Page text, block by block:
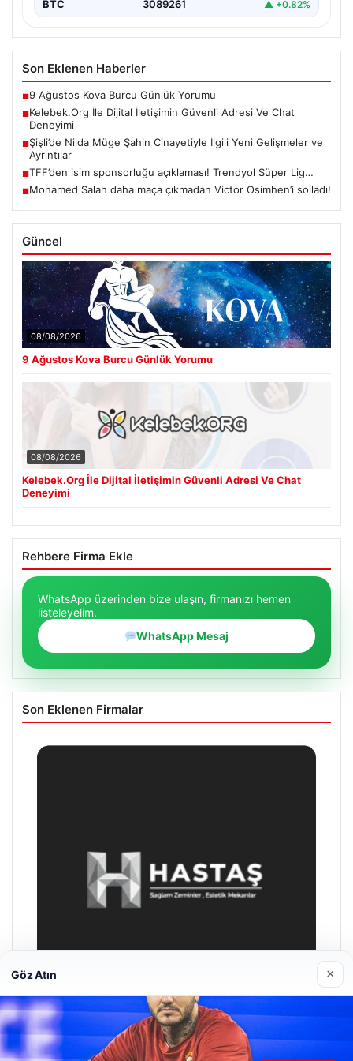
BTC 3089261 ▲ +0.82%
Son Eklenen Haberler
■9 Ağustos Kova Burcu Günlük Yorumu
■Kelebek.Org İle Dijital İletişimin Güvenli Adresi Ve Chat
Deneyimi
■Şişli’de Nilda Müge Şahin Cinayetiyle İlgili Yeni Gelişmeler ve
Ayrıntılar
■TFF’den isim sponsorluğu açıklaması! Trendyol Süper Lig…
■Mohamed Salah daha maça çıkmadan Victor Osimhen’i solladı!
Güncel
08/08/2026
9 Ağustos Kova Burcu Günlük Yorumu
08/08/2026
Kelebek.Org İle Dijital İletişimin Güvenli Adresi Ve Chat
Deneyimi
Rehbere Firma Ekle
WhatsApp üzerinden bize ulaşın, firmanızı hemen
listeleyelim.
WhatsApp Mesaj
Son Eklenen Firmalar
Enes Kaplan Avukatlık Bürosu
Göz Atın ×